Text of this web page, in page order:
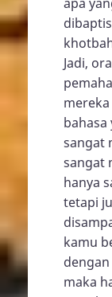
Jadi,
bahasa
sangat
sangat
hanya
tetapi
kamu
maka